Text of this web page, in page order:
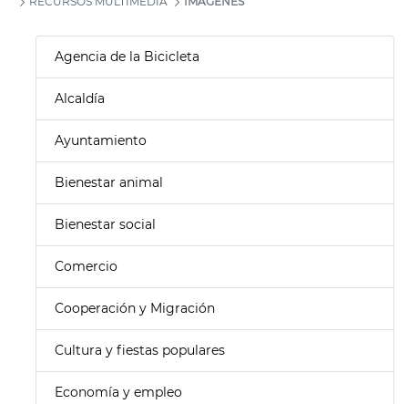
Agencia de la Bicicleta
Alcaldía
Ayuntamiento
Bienestar animal
Bienestar social
Comercio
Cooperación y Migración
Cultura y fiestas populares
Economía y empleo